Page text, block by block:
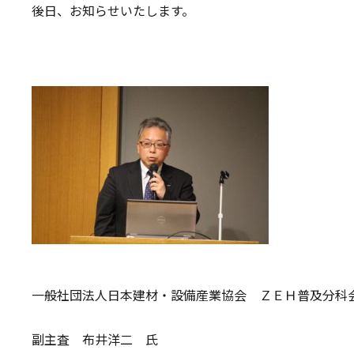
後日、お知らせいたします。
一般社団法人日本建材・設備産業協会 ＺＥＨ普及分科
副主査 布井洋二 氏